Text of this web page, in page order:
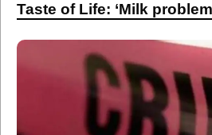
Taste of Life: ‘Milk